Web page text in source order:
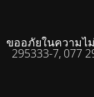
ขออภัยในความไ
295333-7, 077